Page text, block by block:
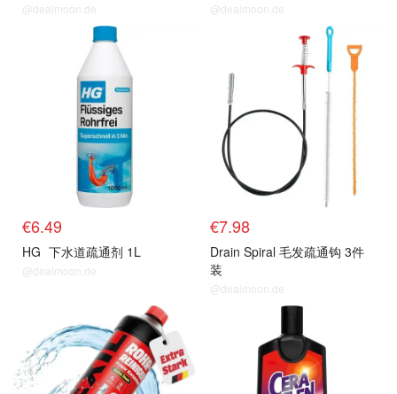
@dealmoon.de @dealmoon.de
€6.49
HG 下水道疏通剂 1L
@dealmoon.de
€7.98
Drain Spiral 毛发疏通钩 3件
装
@dealmoon.de